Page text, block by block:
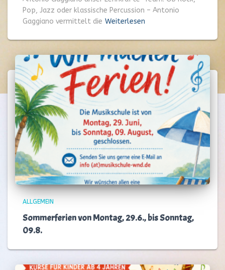
Pop, Jazz oder klassische Percussion – Antonio
Gaggiano vermittelt die Weiterlesen
ALLGEMEIN
Sommerferien von Montag, 29.6., bis Sonntag,
09.8.